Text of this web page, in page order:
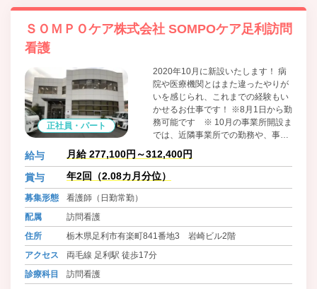
ＳＯＭＰＯケア株式会社 SOMPOケア足利訪問
看護
正社員・パート
2020年10月に新設いたします！ 病
院や医療機関とはまた違ったやりが
いを感じられ、これまでの経験もい
かせるお仕事です！ ※8月1日から勤
務可能です ※ 10月の事業所開設ま
では、近隣事業所での勤務や、事務
作業、地域での営業活動に従事して
いただきます。勤務開始時期はお気
軽のご相談ください！
給与 月給 277,100円～312,400円
賞与 年2回（2.08カ月分位）
募集形態
看護師（日勤常勤）
配属
訪問看護
住所
栃木県足利市有楽町841番地3 岩崎ビル2階
アクセス
両毛線 足利駅 徒歩17分
診療科目
訪問看護